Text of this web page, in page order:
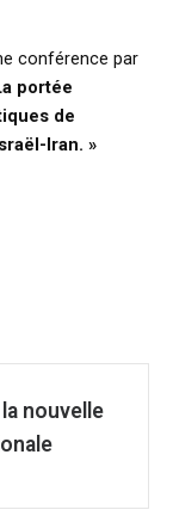
conférence par
portée
de
Iran. »
nouvelle